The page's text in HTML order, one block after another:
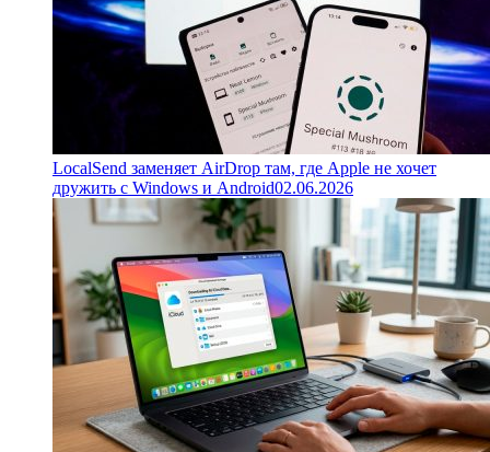
LocalSend заменяет AirDrop там, где Apple не хочет
дружить с Windows и Android02.06.2026